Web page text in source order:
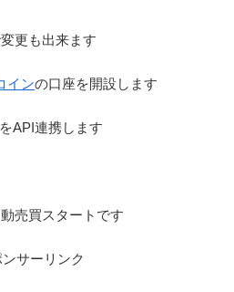
更も出来ます
インの口座を開設します
API連携します
売買スタートです
ンサーリンク